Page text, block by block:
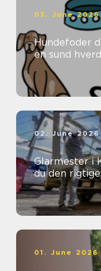
03. June 2026
Hundefoder
en sund
02. June 2026
Glarmester i
du den
01. June 2026